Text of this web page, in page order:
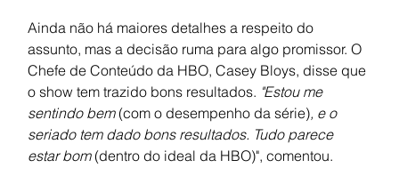
Ainda não há maiores detalhes a respeito do
assunto, mas a decisão ruma para algo promissor. O
Chefe de Conteúdo da HBO, Casey Bloys, disse que
o show tem trazido bons resultados. "Estou me
sentindo bem (com o desempenho da série), e o
seriado tem dado bons resultados. Tudo parece
estar bom (dentro do ideal da HBO)", comentou.